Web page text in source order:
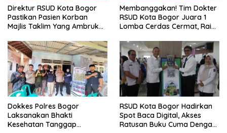
Direktur RSUD Kota Bogor
Pastikan Pasien Korban
Majlis Taklim Yang Ambruk
Perawatan Maksimal
Membanggakan! Tim Dokter
RSUD Kota Bogor Juara 1
Lomba Cerdas Cermat, Raih
Se-Bogor
Dokkes Polres Bogor
Laksanakan Bhakti
Kesehatan Tanggap
RSUD Kota Bogor Hadirkan
Spot Baca Digital, Akses
Ratusan Buku Cuma Dengan